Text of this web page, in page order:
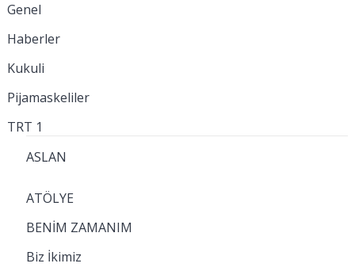
Genel
Haberler
Kukuli
Pijamaskeliler
TRT 1
ASLAN
ATÖLYE
BENİM ZAMANIM
Biz İkimiz